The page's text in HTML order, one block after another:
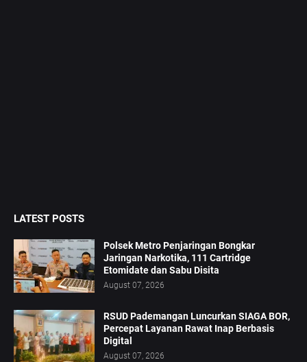
LATEST POSTS
Polsek Metro Penjaringan Bongkar
Jaringan Narkotika, 111 Cartridge
Etomidate dan Sabu Disita
August 07, 2026
RSUD Pademangan Luncurkan SIAGA BOR,
Percepat Layanan Rawat Inap Berbasis
Digital
August 07, 2026